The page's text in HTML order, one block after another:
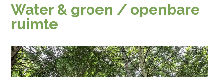
Water & groen / openbare
ruimte